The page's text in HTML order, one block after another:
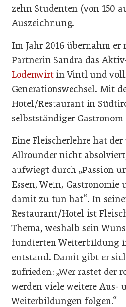
zehn Studenten (von 150
Auszeichnung.
Im Jahr 2016 übernahm er
Partnerin Sandra das
Lodenwirt in Vintl und
Generationswechsel. Mit
Hotel/Restaurant in
selbstständiger
Eine Fleischerlehre hat
Allrounder nicht
aufwiegt durch „Passion
Essen, Wein, Gastronomie
damit zu tun hat“. In
Restaurant/Hotel ist
Thema, weshalb sein
fundierten Weiterbildung
entstand. Damit gibt er
zufrieden: „Wer rastet der
werden viele weitere Aus-
Weiterbildungen folgen.“